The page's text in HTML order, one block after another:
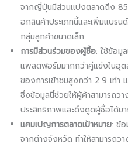
จากญี่ปุ่นมีส่วนแบ่งตลาดถึง
อกสินค้าประเภทนี้และเพิ่มแบร
กลุ่มลูกค้าขนาดเล็ก
การมีส่วนร่วมของผู้ซื้อ: ใช้ข้อมู
แพลตฟอร์มมากกว่าคู่แข่งในอุต
ของการเข้าชมสูงกว่า 2.9 เท่า
ซึ่งข้อมูลนี้ช่วยให้ผู้ค้าสามารถว
ประสิทธิภาพและดึงดูดผู้ซื้อได้ม
แคมเปญการตลาดเป้าหมาย: ข้
จากต่างจังหวัด ทำให้สามารถ